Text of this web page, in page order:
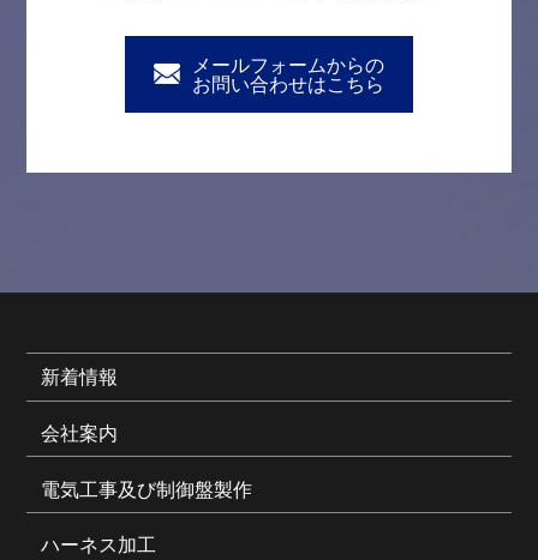
メールフォームからの
お問い合わせはこちら
新着情報
会社案内
電気工事及び制御盤製作
ハーネス加工